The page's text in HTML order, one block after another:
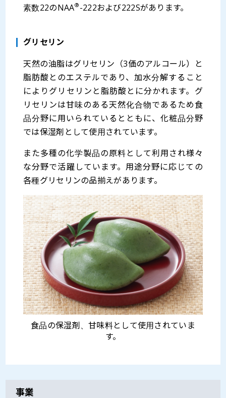
素数22のNAA® -222および222Sがあります。
グリセリン
天然の油脂はグリセリン（3価のアルコール）と
脂肪酸とのエステルであり、加水分解すること
によりグリセリンと脂肪酸とに分かれます。グ
リセリンは甘味のある天然化合物であるため食
品分野に用いられているとともに、化粧品分野
では保湿剤として使用されています。
また多種の化学製品の原料として利用され様々
な分野で活躍しています。用途分野に応じての
各種グリセリンの品揃えがあります。
食品の保湿剤、甘味料として使用されていま
す。
事業